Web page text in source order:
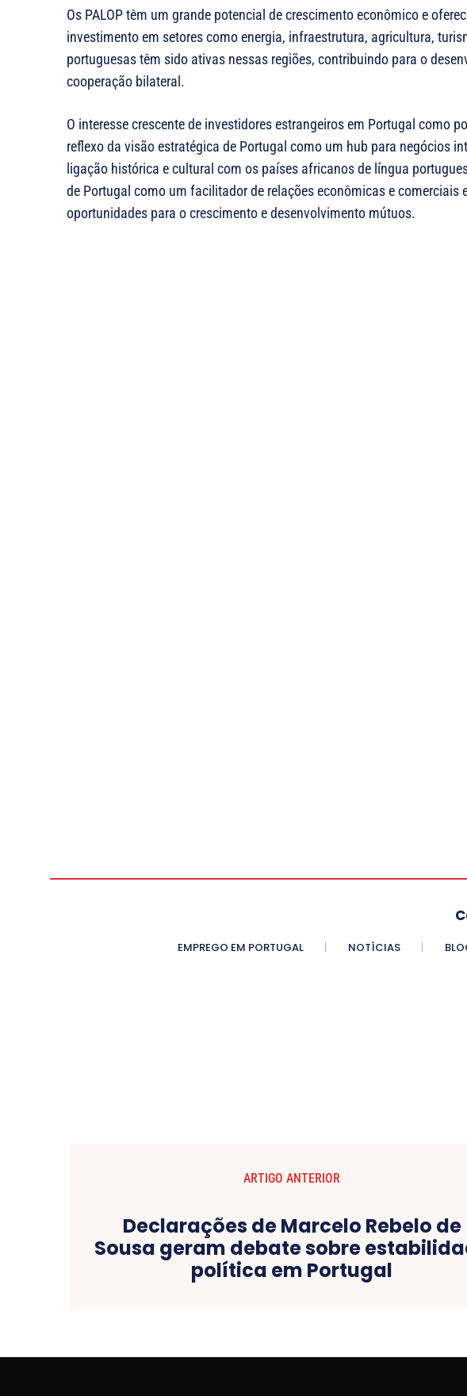
Os PALOP têm um grande potencial de crescimento econômico e
investimento em setores como energia, infraestrutura, agricultura,
portuguesas têm sido ativas nessas regiões, contribuindo para o
cooperação bilateral.
O interesse crescente de investidores estrangeiros em Portugal como
reflexo da visão estratégica de Portugal como um hub para negócios
ligação histórica e cultural com os países africanos de língua
de Portugal como um facilitador de relações econômicas e comerciais
oportunidades para o crescimento e desenvolvimento mútuos.
EMPREGO EM PORTUGAL NOTÍCIAS
ARTIGO ANTERIOR
Declarações de Marcelo Rebelo de
Sousa geram debate sobre
política em Portugal